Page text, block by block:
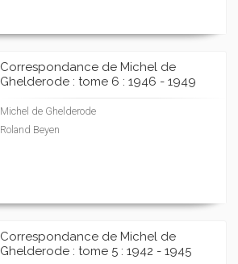
Correspondance de Michel de
Ghelderode : tome 6 : 1946 - 1949
Michel de Ghelderode
Roland Beyen
Correspondance de Michel de
Ghelderode : tome 5 : 1942 - 1945